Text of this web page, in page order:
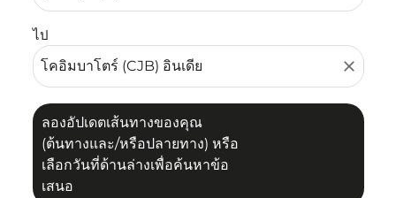
ไป
close
ลองอัปเดตเส้นทางของคุณ
(ต้นทางและ/หรือปลายทาง) หรือ
เลือกวันที่ด้านล่างเพื่อค้นหาข้อ
เสนอ